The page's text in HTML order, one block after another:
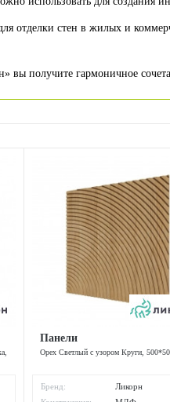
отделки стен в жилых и
вы получите гармоничное
Панели
Орех Светлый с узором Круги,
Бренд:
Ликорн